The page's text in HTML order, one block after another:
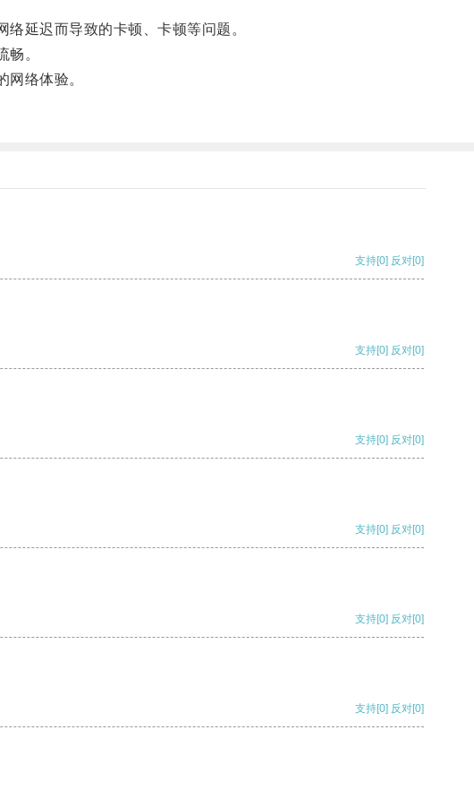
延迟而导致的卡顿、卡顿等问题。
。
络体验。
支持[0] 反对[0]
支持[0] 反对[0]
支持[0] 反对[0]
支持[0] 反对[0]
支持[0] 反对[0]
支持[0] 反对[0]